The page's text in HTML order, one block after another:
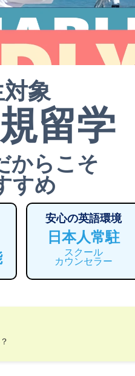
象
留学
からこそ
すめ
安心の英語環境
日本人常駐
スクール
カウンセラー